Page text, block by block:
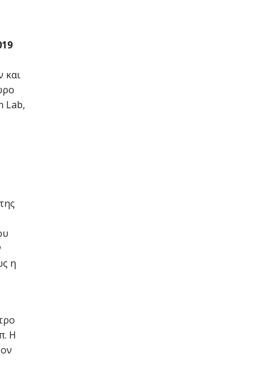
και
Lab,
η
Η